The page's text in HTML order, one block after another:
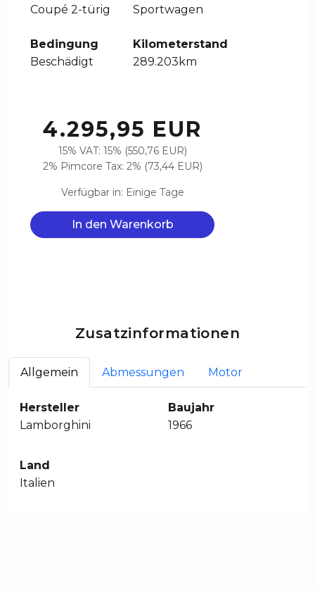
Coupé 2-türig
Sportwagen
Bedingung
Beschädigt
Kilometerstand
289.203km
4.295,95 EUR
15% VAT: 15% (550,76 EUR)
2% Pimcore Tax: 2% (73,44 EUR)
Verfügbar in: Einige Tage
In den Warenkorb
Zusatzinformationen
Allgemein Abmessungen Motor
Hersteller
Lamborghini
Baujahr
1966
Land
Italien